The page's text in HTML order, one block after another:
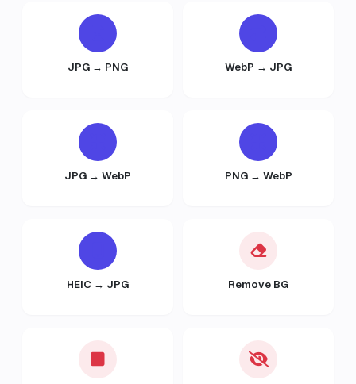
JPG → PNG WebP → JPG
JPG → WebP PNG → WebP
HEIC → JPG Remove BG